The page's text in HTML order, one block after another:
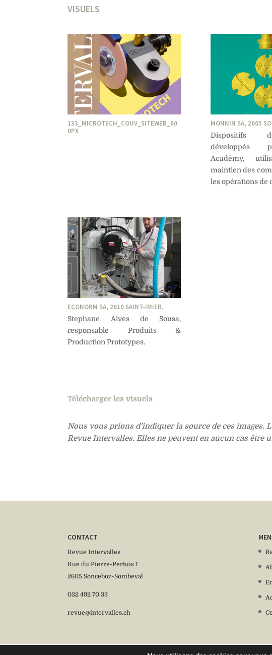
VISUELS
133_MICROTECH_COUV_SITEWEB_60
0PX
MONNIN SA, 2605
Dispositifs
développés
Académy,
maintien des
les opérations de
ECONORM SA, 2610 SAINT-IMIER.
Stephane Alves de Sousa,
responsable Produits &
Production Prototypes.
Télécharger les visuels
Nous vous prions d’indiquer la source de ces images.
Revue Intervalles. Elles ne peuvent en aucun cas être
CONTACT
Revue Intervalles
Rue du Pierre-Pertuis 1
2605 Sonceboz-Sombeval
032 492 70 33
revue@intervalles.ch